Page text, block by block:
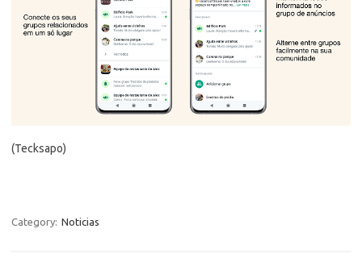
(Tecksapo)
Category: Noticias